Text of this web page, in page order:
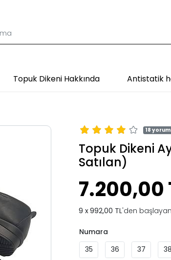
Topuk Dikeni Hakkında Antistatik
18 yorum
Topuk Dikeni
Satılan)
7.200,00
992,00 TL'den
Numara
35
36 37 38